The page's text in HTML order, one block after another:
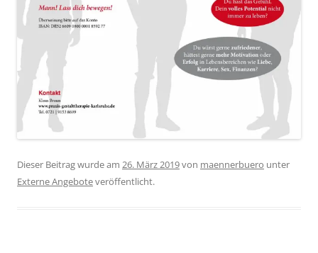
Dieser Beitrag wurde am 26. März 2019von maennerbuero unter
Externe Angeboteveröffentlicht.